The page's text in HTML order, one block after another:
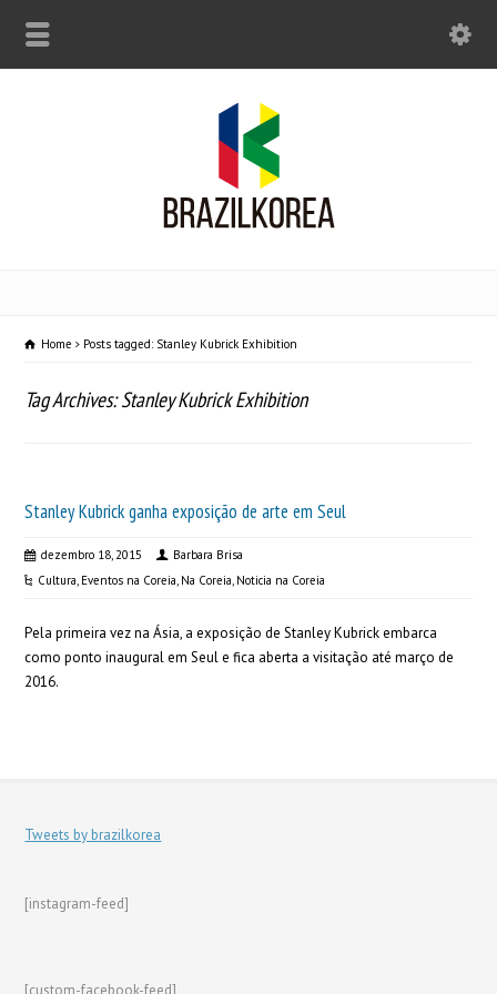
Home Posts tagged: Stanley Kubrick Exhibition
Tag Archives: Stanley Kubrick Exhibition
Stanley Kubrick ganha exposição de arte em Seul
dezembro 18, 2015
Barbara Brisa
Cultura, Eventos na Coreia, Na Coreia, Noticia na Coreia
Pela primeira vez na Ásia, a exposição de Stanley Kubrick embarca
como ponto inaugural em Seul e fica aberta a visitação até março de
2016.
Tweets by brazilkorea
[instagram-feed]
[custom-facebook-feed]